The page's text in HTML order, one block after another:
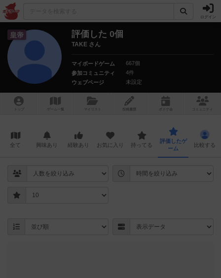
ログイン
皇帝 評価した 0個
TAKE さん
マイボードゲーム
667個
参加コミュニティ
4件
ウェブページ
未設定
トップ ゲーム一覧 マイリスト 投稿履歴 ボ ドゲ コミュニティ
全て 興味あり 経験あり お気に入り 持ってる
評価したゲ
ーム
比較する